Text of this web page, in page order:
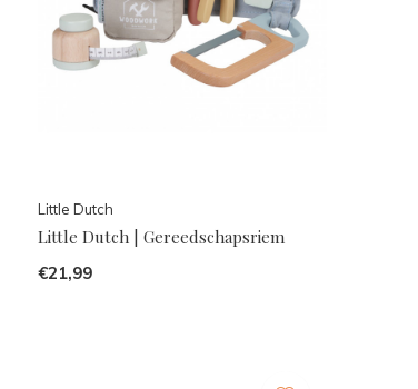
Little Dutch
Little Dutch | Gereedschapsriem
€21,99